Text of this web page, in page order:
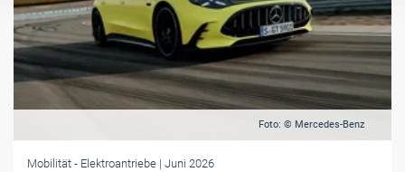
Foto: © Mercedes-Benz
Mobilität - Elektroantriebe | Juni 2026